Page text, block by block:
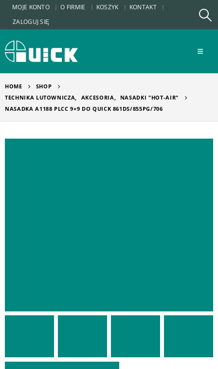
MOJE KONTO O FIRMIE KOSZYK
KONTAKT
ZALOGUJ SIĘ
HOME
SHOP
TECHNIKA LUTOWNICZA, AKCESORIA,
NASADKI "HOT-AIR"
NASADKA A1188 PLCC 9×9 DO QUICK 861DS/855PG/706